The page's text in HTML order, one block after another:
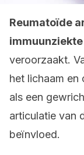
Reumatoïde
immuunziekte
veroorzaakt.
het lichaam
als een
articulatie van
beïnvloed.